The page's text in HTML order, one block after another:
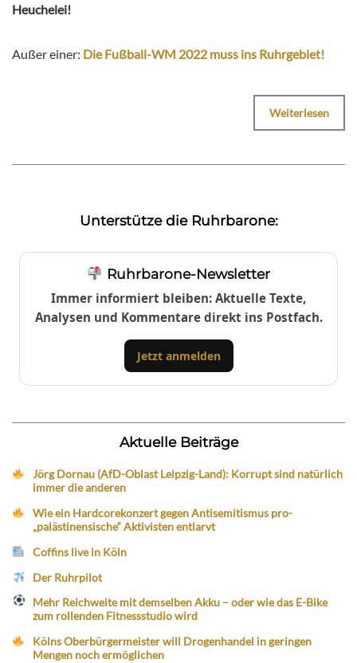
Heuchelei!
Außer einer: Die Fußball-WM 2022 muss ins Ruhrgebiet!
Weiterlesen
Unterstütze die Ruhrbarone:
Ruhrbarone-Newsletter
Immer informiert bleiben: Aktuelle Texte,
Analysen und Kommentare direkt ins Postfach.
Jetzt anmelden
Aktuelle Beiträge
Jörg Dornau (AfD-Oblast Leipzig-Land): Korrupt sind natürlich
immer die anderen
Wie ein Hardcorekonzert gegen Antisemitismus pro-
„palästinensische“ Aktivisten entlarvt
Coffins live in Köln
Der Ruhrpilot
Mehr Reichweite mit demselben Akku – oder wie das E-Bike
zum rollenden Fitnessstudio wird
Kölns Oberbürgermeister will Drogenhandel in geringen
Mengen noch ermöglichen